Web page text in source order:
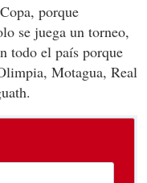
porque
se juega un torneo,
todo el país porque
Motagua, Real